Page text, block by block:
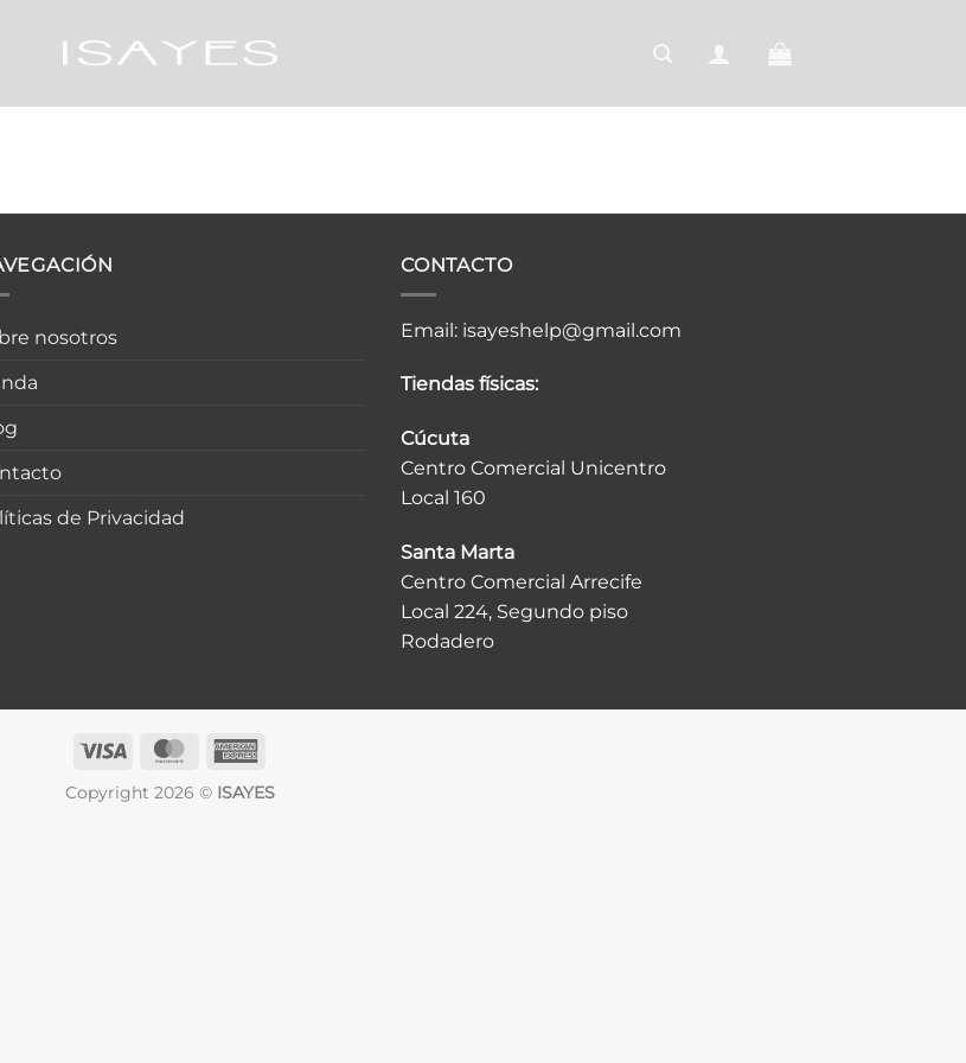
nosotros
de Privacidad
CONTACTO
Email: isayeshelp@gmail.com
Tiendas físicas:
Cúcuta
Centro Comercial Unicentro
Local 160
Santa Marta
Centro Comercial Arrecife
Local 224, Segundo piso
Rodadero
Visa MasterCard
Copyright 2026 © ISAYES